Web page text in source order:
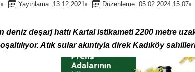
Yayınlama: 13.12.2021 Düzenleme: 05.02.2024 15:07
deniz deşarj hattı Kartal istikameti 2200 metre
Atık sular akıntıyla direk Kadıköy